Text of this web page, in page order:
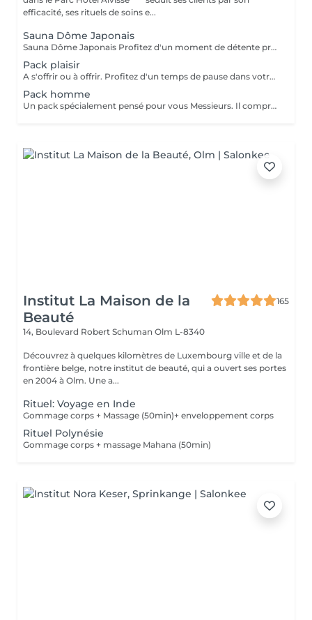
efficacité, ses rituels de soins e...
Sauna Dôme Japonais
Sauna Dôme Japonais Profitez d'un moment de détente profonde grâce au Sauna Dôme Japonais, une technologie de chaleur douce qui enveloppe le corps tout en laissant la tête à l'air libre. Ce soin favorise : la relaxation musculaire l'élimination des toxines l'activation de la circulation sanguine une sensation de bien-être immédiate Idéal pour relâcher les tensions, purifier l'organisme et offrir au corps un véritable moment de lâcher-prise.
Pack plaisir
A s'offrir ou à offrir. Profitez d'un temps de pause dans votre quotidien. Ce pack comprend: - Un soin visage hyaluronique pour l'éclat, l'hydratation et anti-rides. Convient à tout type de peau. - Un masque de massage pour les yeux (Eye Bar) - Un gommage corps - Un enveloppement corps pour renourrir la peau - Un bain de paraffine pour les mains - Une pédicure Prix 275€ au lieu de 325€
Pack homme
Un pack spécialement pensé pour vous Messieurs. Il comprend: - Un soin visage océan pour l'antifatigue, rafraîchir la peau et l'anti-rides. Convient à tout type de peau. - Microdermabrasion pour une peau plus douce - Un soin des yeux - Un masque de massage (Eye Bar) - Un massage crânien - Une pédicure Prix 256€ au lieu de 283€
Institut La Maison de la
Beauté
165
14, Boulevard Robert Schuman Olm L-8340
Découvrez à quelques kilomètres de Luxembourg ville et de la
frontière belge, notre institut de beauté, qui a ouvert ses portes
en 2004 à Olm. Une a...
Rituel: Voyage en Inde
Gommage corps + Massage (50min)+ enveloppement corps
Rituel Polynésie
Gommage corps + massage Mahana (50min)